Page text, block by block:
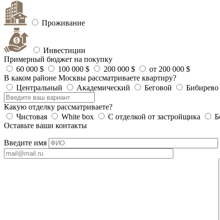
Проживание
Инвестиции
Примерный бюджет на покупку
60 000 $
100 000 $ 200 000 $
от 200 000 $
В каком районе Москвы рассматриваете квартиру?
Центральный
Академический Беговой Бибирево
Какую отделку рассматриваете?
Чистовая
White box С отделкой от застройщика
Оставьте ваши контакты
Введите имя